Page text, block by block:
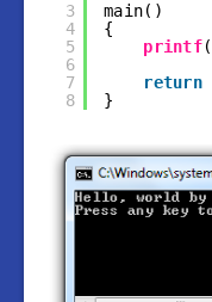
3
4
5
6
7
8
main()
{
printf(
return
}